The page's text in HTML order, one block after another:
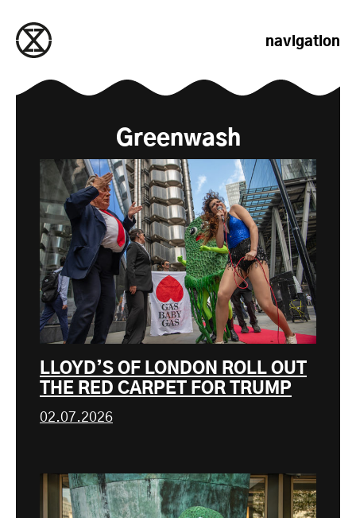
navigation
Greenwash
LLOYD’S OF LONDON ROLL OUT
THE RED CARPET FOR TRUMP
02.07.2026